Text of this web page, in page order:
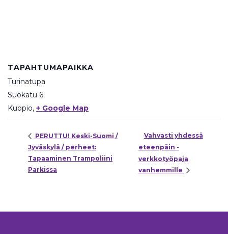
TAPAHTUMAPAIKKA
Turinatupa
Suokatu 6
Kuopio, + Google Map
PERUTTU! Keski-Suomi /
Jyväskylä / perheet:
Tapaaminen Trampoliini
Parkissa
Vahvasti yhdessä
eteenpäin -
verkkotyöpaja
vanhemmille